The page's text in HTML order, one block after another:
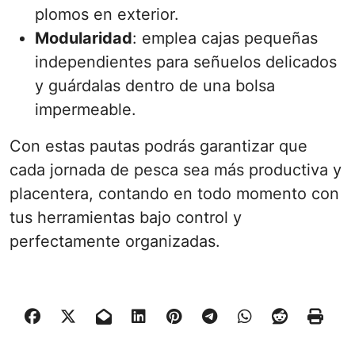
plomos en exterior.
Modularidad: emplea cajas pequeñas
independientes para señuelos delicados
y guárdalas dentro de una bolsa
impermeable.
Con estas pautas podrás garantizar que
cada jornada de pesca sea más productiva y
placentera, contando en todo momento con
tus herramientas bajo control y
perfectamente organizadas.